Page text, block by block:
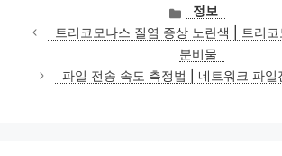
카
테
고
리
정보
트리코모나스 질염 증상 노란색 | 트리
분비물
파일 전송 속도 측정법 | 네트워크 파일